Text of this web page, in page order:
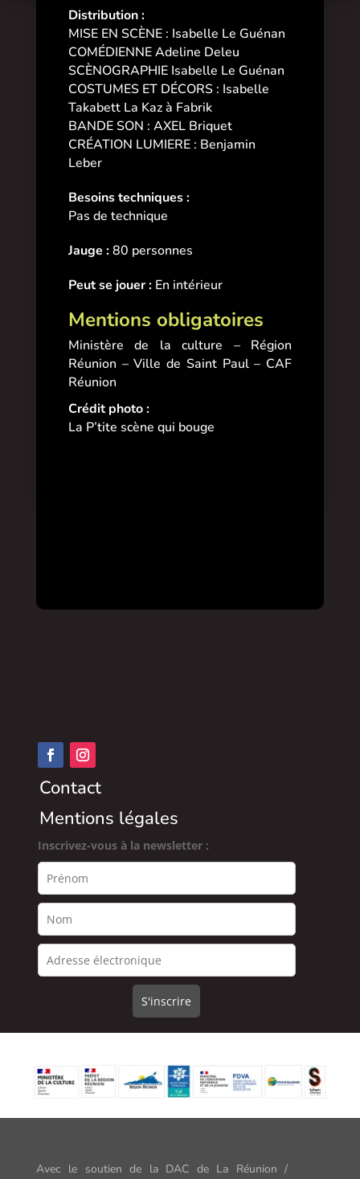
Distribution :
MISE EN SCÈNE : Isabelle Le Guénan
COMÉDIENNE Adeline Deleu
SCÈNOGRAPHIE Isabelle Le Guénan
COSTUMES ET DÉCORS : Isabelle
Takabett La Kaz à Fabrik
BANDE SON : AXEL Briquet
CRÉATION LUMIERE : Benjamin
Leber
Besoins techniques :
Pas de technique
Jauge :80 personnes
Peut se jouer : En intérieur
Mentions obligatoires
Ministère de la culture – Région
Réunion – Ville de Saint Paul – CAF
Réunion
Crédit photo :
La P’tite scène qui bouge
Contact
Mentions légales
Inscrivez-vous à la newsletter :
Avec le soutien de la DAC de La Réunion /